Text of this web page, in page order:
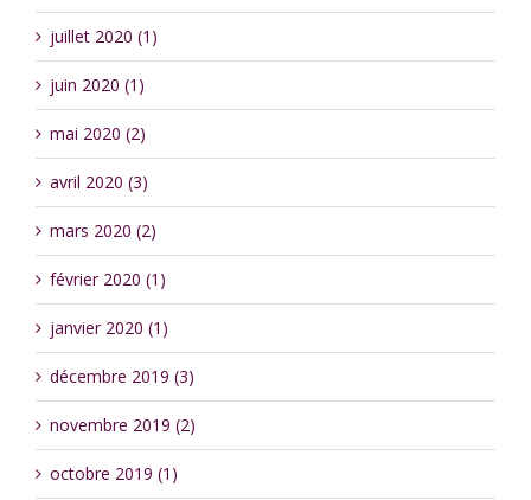
juillet 2020 (1)
juin 2020 (1)
mai 2020 (2)
avril 2020 (3)
mars 2020 (2)
février 2020 (1)
janvier 2020 (1)
décembre 2019 (3)
novembre 2019 (2)
octobre 2019 (1)